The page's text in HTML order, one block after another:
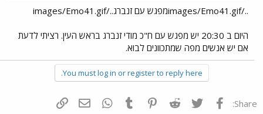
ר
../images/Emo41.gifמפגש עם זנברג../images/Emo41.gif
היום ב 20:30 יש מפגש עם ח"כ מודי זנברג בראש העין. רציתי לדעת
אם יש אנשים מפה שמתכוונים לבוא.
You must log in or register to reply here.
Share: פייסבוק Twitter
Reddit
Pinterest
Tumblr
WhatsAppדואר אלקטרוני